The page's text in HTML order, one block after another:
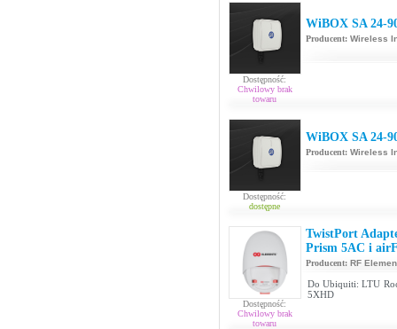
Dostępność:
Chwilowy brak
towaru
WiBOX SA 24-
Producent: Wireless
Dostępność:
dostępne
WiBOX SA 24-
Producent: Wireless
Dostępność:
Chwilowy brak
towaru
TwistPort
Prism 5AC i
Producent: RF
Do Ubiquiti: LTU
5XHD